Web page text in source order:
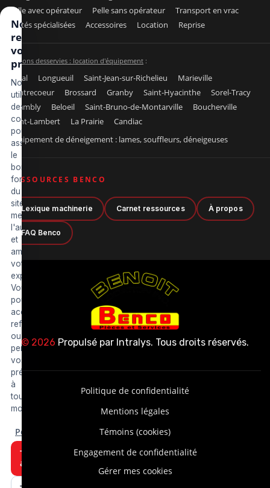
Pelle avec opérateur
Pelle sans opérateur
Transport en vrac
Unités spécialisées
Accessoires Location Reprise
Régions desservies : location d'équipement :
Laval Longueuil Saint-Jean-sur-Richelieu
Marieville
Contrecoeur
Brossard Granby Saint-Hyacinthe
Sorel-Tracy
Chambly
Beloeil Saint-Bruno-de-Montarville
Boucherville
Saint-Lambert
La Prairie
Candiac
Équipement de déneigement : lames, souffleurs, déneigeuses
RESSOURCES BENCO
Lexique machinerie Carnet ressources À propos
FAQ Benco
© 2026 Propulsé par Intralys. Tous droits réservés.
Politique de confidentialité
Mentions légales
Témoins (cookies)
Engagement de confidentialité
Gérer mes cookies
Nous
respectons
votre vie
privée
Nous
utilisons
des
cookies
pour
assurer
le
bon
fonctionnement
du
site,
mesurer
l'audience
et
améliorer
votre
expérience.
Vous
pouvez
accepter,
refuser
ou
personnaliser
vos
préférences
à
tout
moment.
Personnaliser
Tout
accepter